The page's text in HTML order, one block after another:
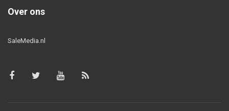
Over ons
SaleMedia.nl